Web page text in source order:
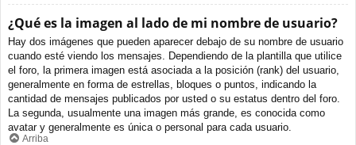
¿Qué es la imagen al lado de mi nombre de usuario?
Hay dos imágenes que pueden aparecer debajo de su nombre de usuario
cuando esté viendo los mensajes. Dependiendo de la plantilla que utilice
el foro, la primera imagen está asociada a la posición (rank) del usuario,
generalmente en forma de estrellas, bloques o puntos, indicando la
cantidad de mensajes publicados por usted o su estatus dentro del foro.
La segunda, usualmente una imagen más grande, es conocida como
avatar y generalmente es única o personal para cada usuario.
Arriba